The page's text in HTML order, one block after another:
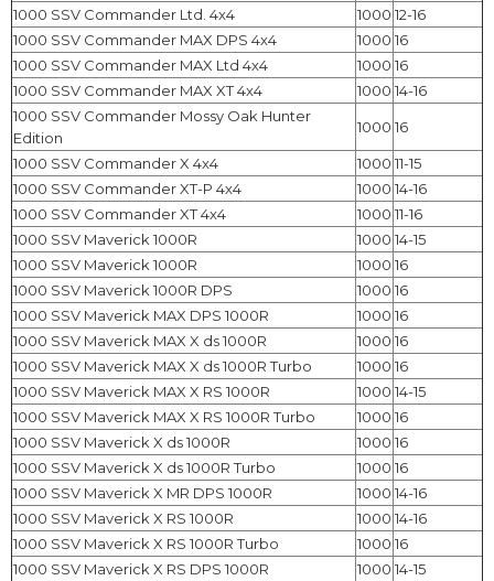
1000 SSV Commander Ltd. 4x4
1000 12-16
1000 SSV Commander MAX DPS 4x4
1000 16
1000 SSV Commander MAX Ltd 4x4
1000 16
1000 SSV Commander MAX XT 4x4
1000 14-16
1000 SSV Commander Mossy Oak Hunter
Edition
1000 16
1000 SSV Commander X 4x4 1000 11-15
1000 SSV Commander XT-P 4x4
1000 14-16
1000 SSV Commander XT 4x4
1000 11-16
1000 SSV Maverick 1000R
1000 14-15
1000 SSV Maverick 1000R
1000 16
1000 SSV Maverick 1000R DPS
1000 16
1000 SSV Maverick MAX DPS 1000R
1000 16
1000 SSV Maverick MAX X ds 1000R
1000 16
1000 SSV Maverick MAX X ds 1000R Turbo
1000 16
1000 SSV Maverick MAX X RS 1000R
1000 14-15
1000 SSV Maverick MAX X RS 1000R Turbo
1000 16
1000 SSV Maverick X ds 1000R
1000 16
1000 SSV Maverick X ds 1000R Turbo
1000 16
1000 SSV Maverick X MR DPS 1000R
1000 14-16
1000 SSV Maverick X RS 1000R
1000 14-16
1000 SSV Maverick X RS 1000R Turbo
1000 16
1000 SSV Maverick X RS DPS 1000R
1000 14-15